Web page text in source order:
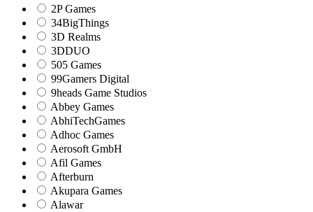
2P Games
34BigThings
3D Realms
3DDUO
505 Games
99Gamers Digital
9heads Game Studios
Abbey Games
AbhiTechGames
Adhoc Games
Aerosoft GmbH
Afil Games
Afterburn
Akupara Games
Alawar